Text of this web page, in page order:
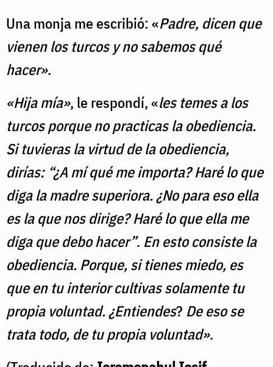
Una monja me escribió: «Padre, dicen que
vienen los turcos y no sabemos qué
hacer».
«Hija mía», le respondí, «les temes a los
turcos porque no practicas la obediencia.
Si tuvieras la virtud de la obediencia,
dirías: “¿A mí qué me importa? Haré lo que
diga la madre superiora. ¿No para eso ella
es la que nos dirige? Haré lo que ella me
diga que debo hacer”. En esto consiste la
obediencia. Porque, si tienes miedo, es
que en tu interior cultivas solamente tu
propia voluntad. ¿Entiendes? De eso se
trata todo, de tu propia voluntad».